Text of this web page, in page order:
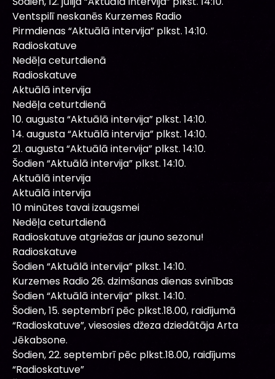
Ventspilī neskanēs Kurzemes Radio
Pirmdienas “Aktuālā intervija” plkst. 14:10.
Radioskatuve
Nedēļa ceturtdienā
Radioskatuve
Aktuālā intervija
Nedēļa ceturtdienā
10. augusta “Aktuālā intervija” plkst. 14:10.
14. augusta “Aktuālā intervija” plkst. 14:10.
21. augusta “Aktuālā intervija” plkst. 14:10.
Šodien “Aktuālā intervija” plkst. 14:10.
Aktuālā intervija
Aktuālā intervija
10 minūtes tavai izaugsmei
Nedēļa ceturtdienā
Radioskatuve atgriežas ar jauno sezonu!
Radioskatuve
Šodien “Aktuālā intervija” plkst. 14:10.
Kurzemes Radio 26. dzimšanas dienas svinības
Šodien “Aktuālā intervija” plkst. 14:10.
Šodien, 15. septembrī pēc plkst.18.00, raidījumā
“Radioskatuve”, viesosies džeza dziedātāja Arta
Jēkabsone.
Šodien, 22. septembrī pēc plkst.18.00, raidījums
“Radioskatuve”